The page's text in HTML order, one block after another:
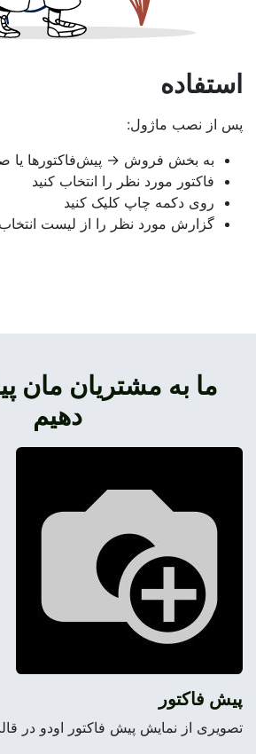
استفاده
پس از نصب ماژول:
به بخش فروش → پیش‌فاکتورها یا
فاکتور مورد نظر را انتخاب کنید
روی دکمه چاپ کلیک کنید
گزارش مورد نظر را از لیست انتخاب
ما به مشتریان مان
دهیم
پیش فاکتور
تصویری از نمایش پیش فاکتور اودو در